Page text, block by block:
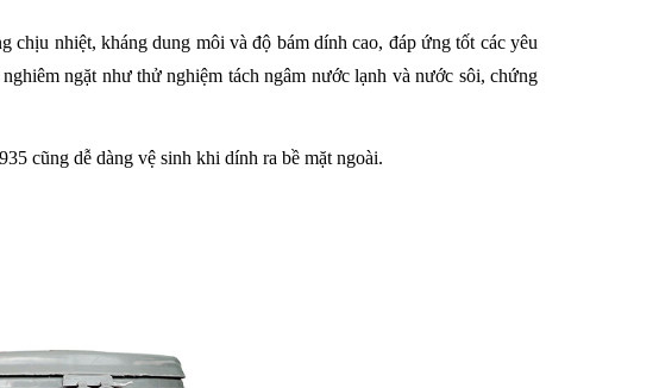
nhiệt, kháng dung môi và độ bám dính cao, đáp ứng tốt các yêu
ngặt như thử nghiệm tách ngâm nước lạnh và nước sôi, chứng
cũng dễ dàng vệ sinh khi dính ra bề mặt ngoài.